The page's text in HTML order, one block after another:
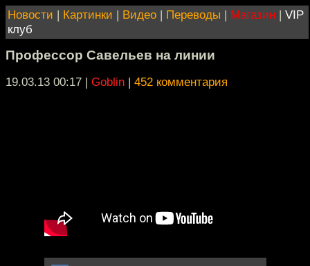
Новости | Картинки | Видео | Переводы | Магазин | VIP
клуб
Профессор Савельев на линии
19.03.13 00:17 | Goblin | 452 комментария